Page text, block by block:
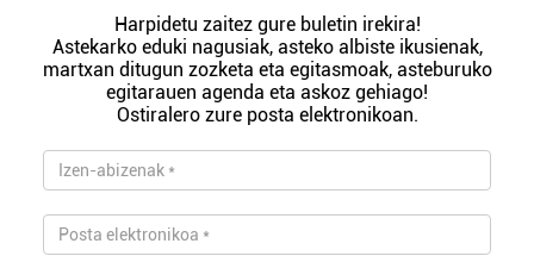
Harpidetu zaitez gure buletin irekira!
Astekarko eduki nagusiak, asteko albiste ikusienak,
martxan ditugun zozketa eta egitasmoak, asteburuko
egitarauen agenda eta askoz gehiago!
Ostiralero zure posta elektronikoan.